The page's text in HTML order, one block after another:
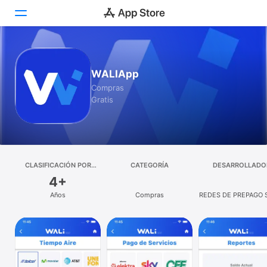
Juegos
Apps
Arcade
Buscar
Plataforma
iPad
Mac
Watch
WALIApp
Compras
Gratis
CLASIFICACIÓN POR
4+
Años
CATEGORÍA
Compras
REDES DE PREPAGO